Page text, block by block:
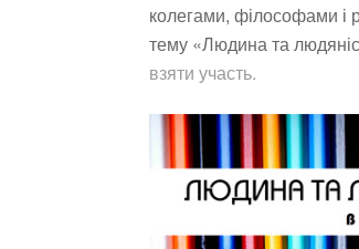
колегами, філософами і
тему «Людина та
взяти участь.